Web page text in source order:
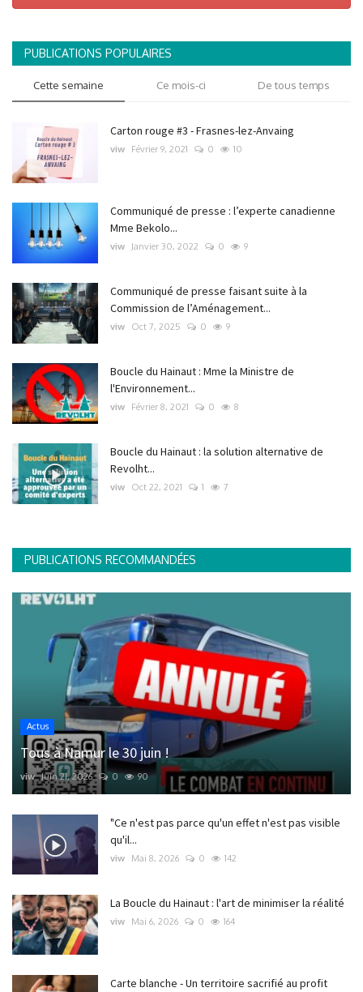
PUBLICATIONS POPULAIRES
Cette semaine Ce mois-ci De tous temps
Carton rouge #3 - Frasnes-lez-Anvaing
viw Février 9, 2021 0 10
Communiqué de presse : l’experte canadienne
Mme Bekolo...
viw Janvier 30, 2022 0 9
Communiqué de presse faisant suite à la
Commission de l’Aménagement...
viw Oct 7, 2025 0 9
Boucle du Hainaut : Mme la Ministre de
l'Environnement...
viw Février 8, 2021 0 8
Boucle du Hainaut : la solution alternative de
Revolht...
viw Oct 22, 2021 1 7
PUBLICATIONS RECOMMANDÉES
Actus
Tous à Namur le 30 juin !
viw Juin 21, 2026 0 90
"Ce n'est pas parce qu'un effet n'est pas visible
qu'il...
viw Mai 8, 2026 0 142
La Boucle du Hainaut : l'art de minimiser la réalité
viw Mai 6, 2026 0 164
Carte blanche - Un territoire sacrifié au profit